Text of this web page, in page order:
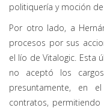
politiquería y moción de
Por otro lado, a
procesos por sus
el lío de Vitalogic. Esta
no aceptó los
presuntamente, en
contratos,